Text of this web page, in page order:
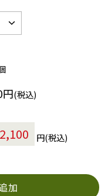
(税込)
円(税込)
加